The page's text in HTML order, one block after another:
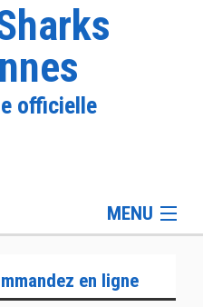
officielle
MENU
Training en ligne